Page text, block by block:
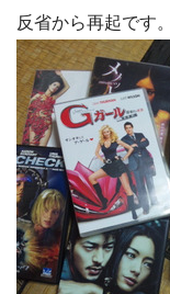
反省から再起です。